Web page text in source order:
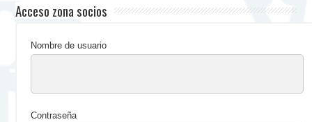
Acceso zona socios
Nombre de usuario
Contraseña